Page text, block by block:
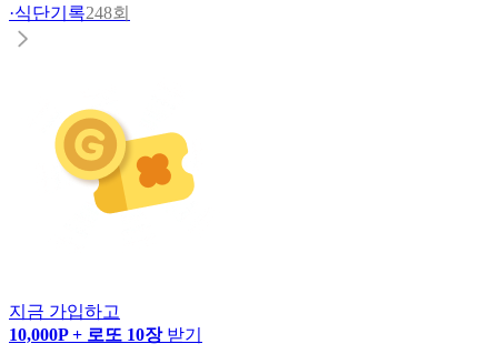
·식단기록248회
지금 가입하고
10,000P + 로또 10장 받기